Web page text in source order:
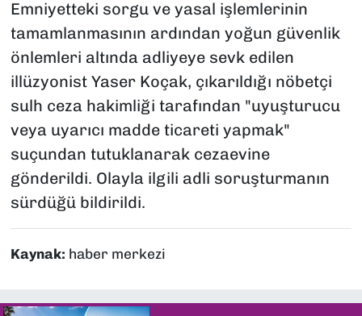
Emniyetteki sorgu ve yasal işlemlerinin
tamamlanmasının ardından yoğun güvenlik
önlemleri altında adliyeye sevk edilen
illüzyonist Yaser Koçak, çıkarıldığı nöbetçi
sulh ceza hakimliği tarafından "uyuşturucu
veya uyarıcı madde ticareti yapmak"
suçundan tutuklanarak cezaevine
gönderildi. Olayla ilgili adli soruşturmanın
sürdüğü bildirildi.
Kaynak: haber merkezi